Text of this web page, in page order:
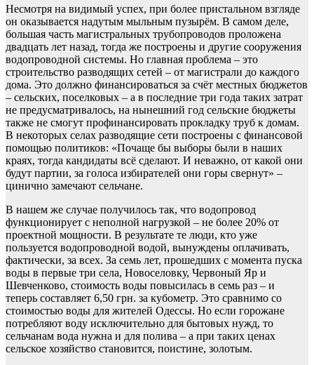
Несмотря на видимый успех, при более пристальном взгляде
он оказывается надутым мыльным пузырём. В самом деле,
большая часть магистральных трубопроводов проложена
двадцать лет назад, тогда же построены и другие сооружения
водопроводной системы. Но главная проблема – это
строительство разводящих сетей – от магистрали до каждого
дома. Это должно финансироваться за счёт местных бюджетов
– сельских, поселковых – а в последние три года таких затрат
не предусматривалось, на нынешний год сельские бюджеты
также не смогут профинансировать прокладку труб к домам.
В некоторых селах разводящие сети построены с финансовой
помощью политиков: «Почаще бы выборы были в наших
краях, тогда кандидаты всё сделают. И неважно, от какой они
будут партии, за голоса избирателей они горы свернут» –
цинично замечают сельчане.
В нашем же случае получилось так, что водопровод
функционирует с неполной нагрузкой – не более 20% от
проектной мощности. В результате те люди, кто уже
пользуется водопроводной водой, вынуждены оплачивать,
фактически, за всех. За семь лет, прошедших с момента пуска
воды в первые три села, Новоселовку, Червоный Яр и
Шевченково, стоимость воды повысилась в семь раз – и
теперь составляет 6,50 грн. за кубометр. Это сравнимо со
стоимостью воды для жителей Одессы. Но если горожане
потребляют воду исключительно для бытовых нужд, то
сельчанам вода нужна и для полива – а при таких ценах
сельское хозяйство становится, поистине, золотым.